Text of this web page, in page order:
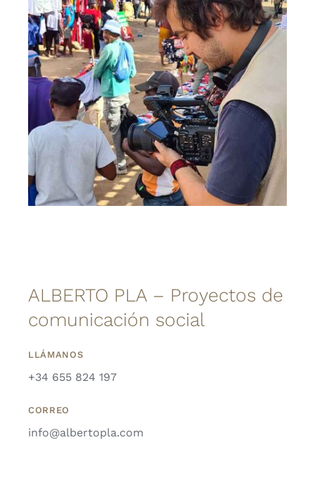
ALBERTO PLA – Proyectos de
comunicación social
LLÁMANOS
+34 655 824 197
CORREO
info@albertopla.com